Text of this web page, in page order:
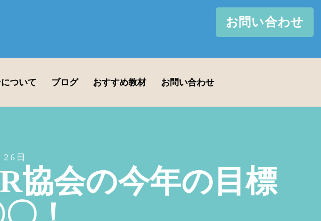
お問い合わせ
ついて ブログ おすすめ教材 お問い合わせ
日
協会の今年の目標